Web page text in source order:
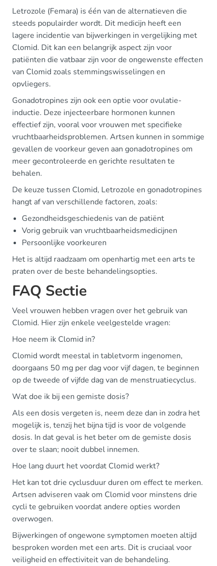
Letrozole (Femara) is één van de alternatieven die
steeds populairder wordt. Dit medicijn heeft een
lagere incidentie van bijwerkingen in vergelijking met
Clomid. Dit kan een belangrijk aspect zijn voor
patiënten die vatbaar zijn voor de ongewenste effecten
van Clomid zoals stemmingswisselingen en
opvliegers.
Gonadotropines zijn ook een optie voor ovulatie-
inductie. Deze injecteerbare hormonen kunnen
effectief zijn, vooral voor vrouwen met specifieke
vruchtbaarheidsproblemen. Artsen kunnen in sommige
gevallen de voorkeur geven aan gonadotropines om
meer gecontroleerde en gerichte resultaten te
behalen.
De keuze tussen Clomid, Letrozole en gonadotropines
hangt af van verschillende factoren, zoals:
Gezondheidsgeschiedenis van de patiënt
Vorig gebruik van vruchtbaarheidsmedicijnen
Persoonlijke voorkeuren
Het is altijd raadzaam om openhartig met een arts te
praten over de beste behandelingsopties.
FAQ Sectie
Veel vrouwen hebben vragen over het gebruik van
Clomid. Hier zijn enkele veelgestelde vragen:
Hoe neem ik Clomid in?
Clomid wordt meestal in tabletvorm ingenomen,
doorgaans 50 mg per dag voor vijf dagen, te beginnen
op de tweede of vijfde dag van de menstruatiecyclus.
Wat doe ik bij een gemiste dosis?
Als een dosis vergeten is, neem deze dan in zodra het
mogelijk is, tenzij het bijna tijd is voor de volgende
dosis. In dat geval is het beter om de gemiste dosis
over te slaan; nooit dubbel innemen.
Hoe lang duurt het voordat Clomid werkt?
Het kan tot drie cyclusduur duren om effect te merken.
Artsen adviseren vaak om Clomid voor minstens drie
cycli te gebruiken voordat andere opties worden
overwogen.
Bijwerkingen of ongewone symptomen moeten altijd
besproken worden met een arts. Dit is cruciaal voor
veiligheid en effectiviteit van de behandeling.